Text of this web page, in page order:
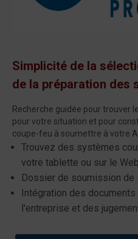
Simplicité de la
de la préparation des
Recherche guidée pour trouver
pour votre situation et pour
coupe-feu à soumettre à votre
Trouvez des systèmes
votre tablette ou sur le
Dossier de soumission
Intégration des
l'entreprise et des